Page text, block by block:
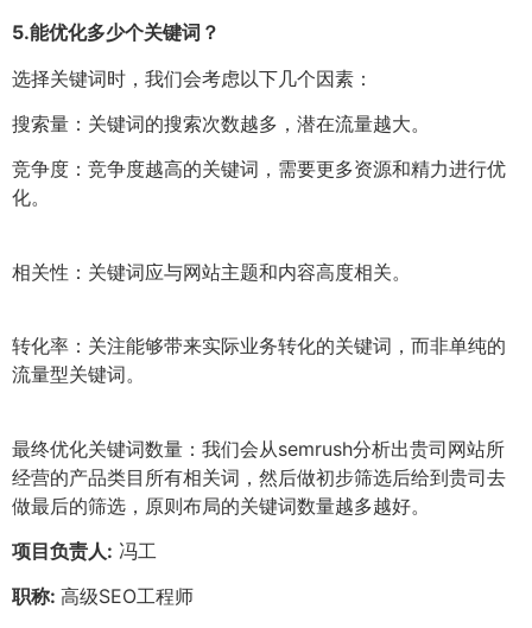
5.能优化多少个关键词？
选择关键词时，我们会考虑以下几个因素：
搜索量：关键词的搜索次数越多，潜在流量越大。
竞争度：竞争度越高的关键词，需要更多资源和精力进行优
化。
相关性：关键词应与网站主题和内容高度相关。
转化率：关注能够带来实际业务转化的关键词，而非单纯的
流量型关键词。
最终优化关键词数量：我们会从semrush分析出贵司网站所
经营的产品类目所有相关词，然后做初步筛选后给到贵司去
做最后的筛选，原则布局的关键词数量越多越好。
项目负责人: 冯工
职称: 高级SEO工程师